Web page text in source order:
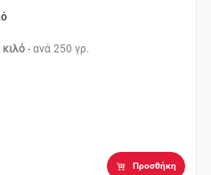
- ανά250 γρ.
Προσθήκη